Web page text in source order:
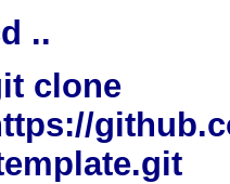
..
clone